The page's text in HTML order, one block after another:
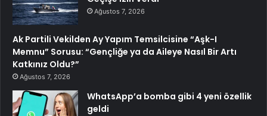
Ağustos 7, 2026
Ak Partili Vekilden Ay Yapım Temsilcisine “Aşk-I
Memnu” Sorusu: “Gençliğe ya da Aileye Nasıl Bir Artı
Katkınız Oldu?”
Ağustos 7, 2026
WhatsApp’a bomba gibi 4 yeni özellik
geldi